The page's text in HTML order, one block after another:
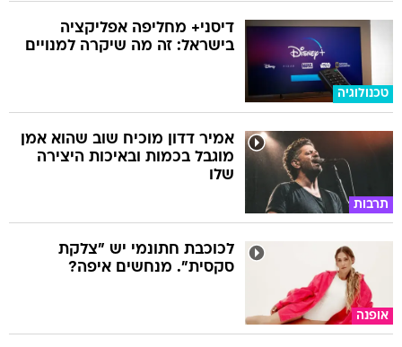
טכנולוגיה
דיסני+ מחליפה אפליקציה
בישראל: זה מה שיקרה למנויים
תרבות
אמיר דדון מוכיח שוב שהוא אמן
מוגבל בכמות ובאיכות היצירה
שלו
אופנה
לכוכבת חתונמי יש "צלקת
סקסית". מנחשים איפה?